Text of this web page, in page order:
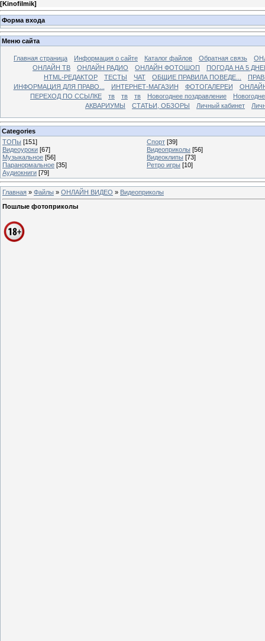
[Kinofilmik]
Форма входа
Меню сайта
Главная страница Информация о сайте Каталог файлов Обратная связь
ОНЛАЙН ТВ
ОНЛАЙН РАДИО ОНЛАЙН ФОТОШОП
ПОГОДА НА 5
HTML-РЕДАКТОР
ТЕСТЫ ЧАТ ОБЩИЕ ПРАВИЛА ПОВЕДЕ...
ИНФОРМАЦИЯ ДЛЯ ПРАВО...
ИНТЕРНЕТ-МАГАЗИН ФОТОГАЛЕРЕИ
ПЕРЕХОД ПО ССЫЛКЕ
тв тв тв Новогоднее поздравление
АКВАРИУМЫ
СТАТЬИ, ОБЗОРЫ Личный кабинет
Categories
ТОПы [151] Спорт [39]
Видеоуроки [67] Видеоприколы [56]
Музыкальное [56] Видеоклипы [73]
Паранормальное [35] Ретро игры [10]
Аудиокниги [79]
Главная » Файлы » ОНЛАЙН ВИДЕО » Видеоприколы
Пошлые фотоприколы